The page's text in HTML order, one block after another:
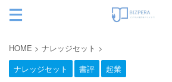
HOME > ナレッジセット >
ナレッジセット
書評 起業